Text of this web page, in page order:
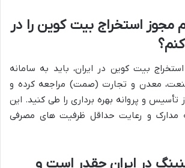
مجوز استخراج بیت کوین را در
بیت کوین در ایران، باید به سامانه
معدن و تجارت (صمت) مراجعه کرده و
تأسیس و پروانه بهره برداری را طی کنید. این
مدارک و رعایت حداقل ظرفیت های مصرفی
در ایران چقدر است و